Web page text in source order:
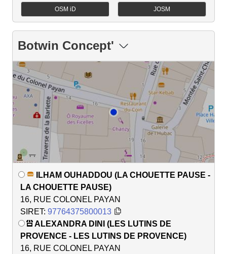
OSM iD JOSM
Botwin Concept'
ILHAM OUHADDOU (LA CHOUETTE PAUSE -
LA CHOUETTE PAUSE)
16, RUE COLONEL PAYAN
SIRET: 97764375800013
ALEXANDRA DINI (LES LUTINS DE
PROVENCE - LES LUTINS DE PROVENCE)
16, RUE COLONEL PAYAN